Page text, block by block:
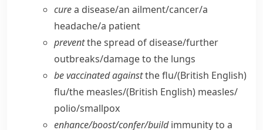
curea disease/​an ailment/​cancer/​a
headache/​a patient
preventthe spread of disease/​further
outbreaks/​damage to the lungs
be vaccinated againstthe flu/(British English)
flu/​the measles/(British English) measles/​
polio/​smallpox
enhance/​boost/​confer/​buildimmunity to a